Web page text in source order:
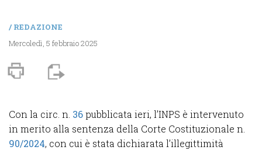
/REDAZIONE
Mercoledì, 5 febbraio 2025
Con la circ. n. 36pubblicata ieri, l’INPS è intervenuto
in merito alla sentenza della Corte Costituzionale n.
90/2024, con cui è stata dichiarata l’illegittimità